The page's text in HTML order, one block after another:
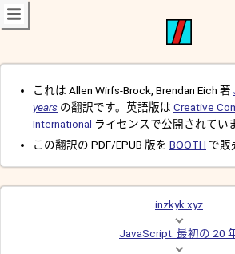
これは Allen Wirfs-Brock, Brendan Eich 著
years の翻訳です。英語版は Creative
International ライセンスで公開されてい
この翻訳の PDF/EPUB 版を BOOTH で販
inzkyk.xyz
JavaScript: 最初の 20